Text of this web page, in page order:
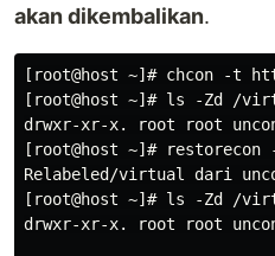
akan dikembalikan.
[root@host ~]# chcon -t
[root@host ~]# ls -Zd /
drwxr-xr-x. root root
[root@host ~]#
Relabeled/virtual dari
[root@host ~]# ls -Zd /
drwxr-xr-x. root root